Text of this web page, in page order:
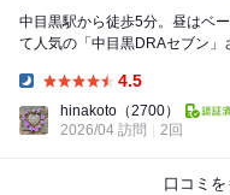
中目黒駅から徒歩5分。昼はベ
て人気の「中目黒DRAセブン」
4.5
hinakoto （2700）
2026/04 訪問
2回
口コミを